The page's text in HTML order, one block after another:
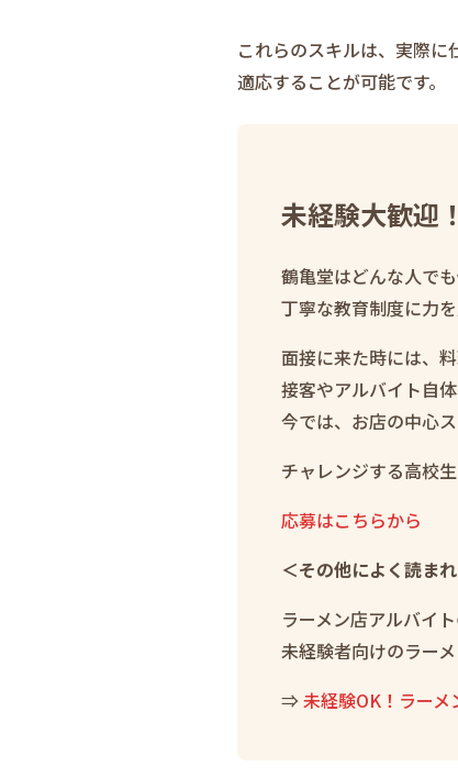
これらのスキルは、実際
適応することが可能です。
未経験大歓迎
鶴亀堂はどんな人で
丁寧な教育制度に力を
面接に来た時には、
接客やアルバイト自
今では、お店の中心
チャレンジする高校
応募はこちらから
＜その他によく読ま
ラーメン店アルバイ
未経験者向けのラー
⇒未経験OK！ラー